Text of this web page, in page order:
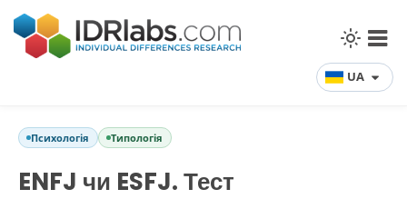
UA
Психологія Типологія
ENFJ чи ESFJ. Тест